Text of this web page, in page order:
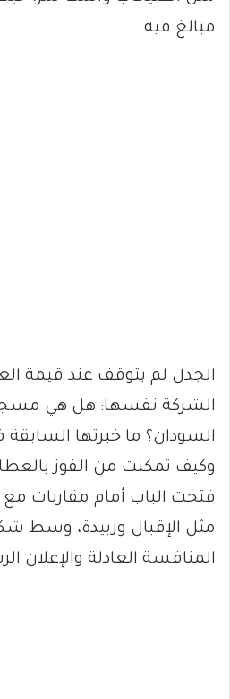
مبالغ فيه.
الجدل لم يتوقف عند قيمة
الشركة نفسها: هل هي
السودان؟ ما خبرتها
وكيف تمكنت من الفوز
فتحت الباب أمام مقارنات
مثل الإقبال وزبيدة، وسط
المنافسة العادلة والإعلان